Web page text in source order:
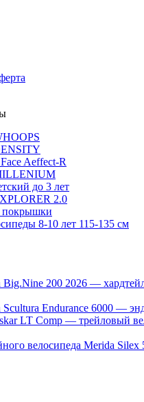
Aeffect-R
до 3 лет
2.0
покрышки
8-10 лет 115-135 см
Big.Nine 200 2026 —
Scultura Endurance 6000 —
LT Comp — трейловый
велосипеда Merida Silex